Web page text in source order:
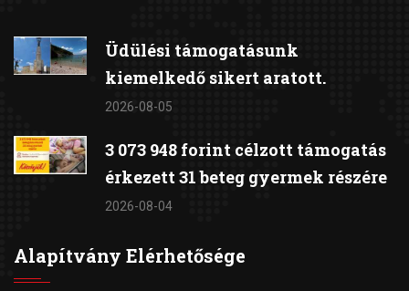
Üdülési támogatásunk
kiemelkedő sikert aratott.
2026-08-05
3 073 948 forint célzott támogatás
érkezett 31 beteg gyermek részére
2026-08-04
Alapítvány Elérhetősége